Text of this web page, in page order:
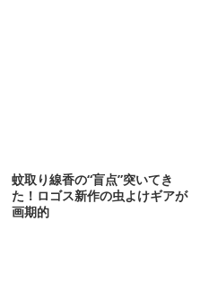
蚊取り線香の“盲点”突いてき
た！ロゴス新作の虫よけギアが
画期的